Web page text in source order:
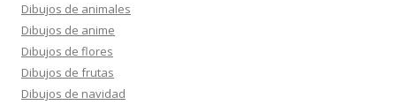
Dibujos de animales
Dibujos de anime
Dibujos de flores
Dibujos de frutas
Dibujos de navidad